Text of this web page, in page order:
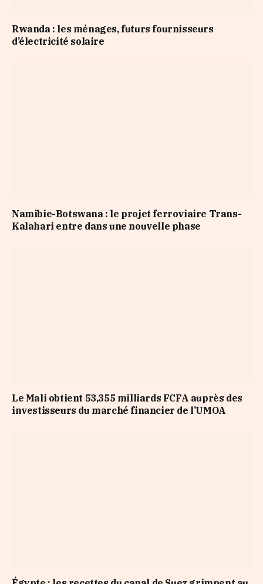
Rwanda : les ménages, futurs fournisseurs
d’électricité solaire
Namibie-Botswana : le projet ferroviaire Trans-
Kalahari entre dans une nouvelle phase
Le Mali obtient 53,355 milliards FCFA auprès des
investisseurs du marché financier de l’UMOA